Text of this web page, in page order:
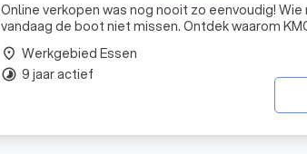
Online verkopen was nog nooit zo eenvoudig!
vandaag de boot niet missen. Ontdek waarom
webshop bouwer van België. Verkoop eenvoudig via één centraal controlepaneel op je online winkel,
Facebook, Instag
place Werkgebied Essen
timelapse 9 jaar actief